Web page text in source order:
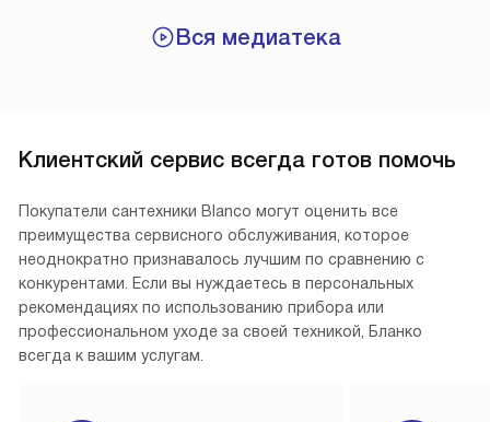
Вся медиатека
Клиентский сервис всегда готов помочь
Покупатели сантехники Blanco могут оценить все
преимущества сервисного обслуживания, которое
неоднократно признавалось лучшим по сравнению с
конкурентами. Если вы нуждаетесь в персональных
рекомендациях по использованию прибора или
профессиональном уходе за своей техникой, Бланко
всегда к вашим услугам.